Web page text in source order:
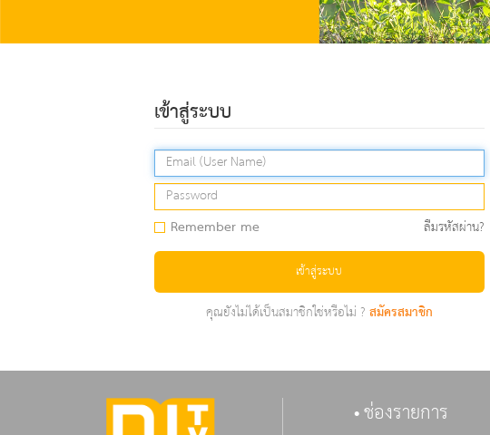
เข้าสู่ระบบ
Remember me ลืมรหัสผ่าน?
เข้าสู่ระบบ
คุณยังไม่ได้เป็นสมาชิกใช่หรือไม่ ?สมัครสมาชิก
ช่องรายการ